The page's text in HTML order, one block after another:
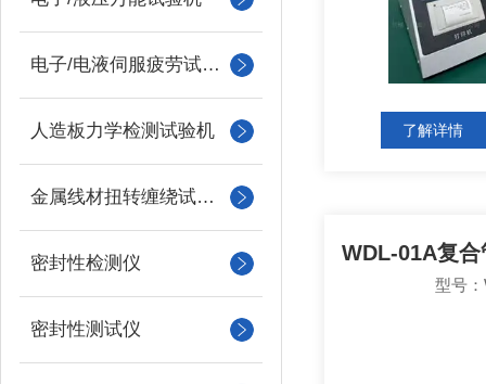
电子/电液伺服疲劳试验机
人造板力学检测试验机
金属线材扭转缠绕试验机
密封性检测仪
密封性测试仪
了解详情
型号